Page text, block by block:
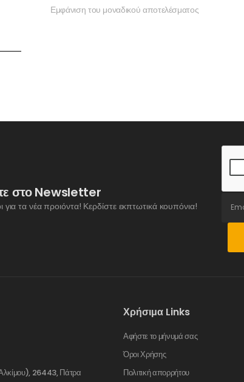
Εμφάνιση του μοναδικού αποτελέσματος
στο Newsletter
τα νέα προιόντα! Κερδίστε εκπτωτικά κουπόνια!
26443, Πάτρα
Χρήσιμα Links
Αφήστε το μήνυμά σας
Όροι Χρήσης
Πολιτική απορρήτου